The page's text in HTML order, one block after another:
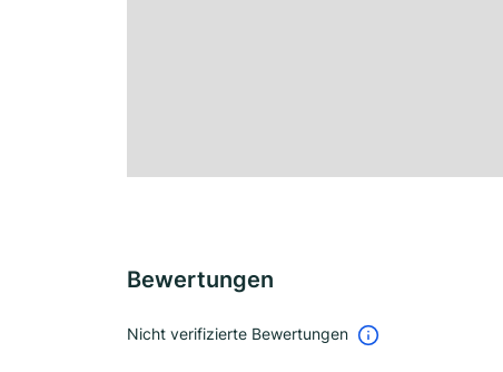
Bewertungen
Nicht verifizierte Bewertungen